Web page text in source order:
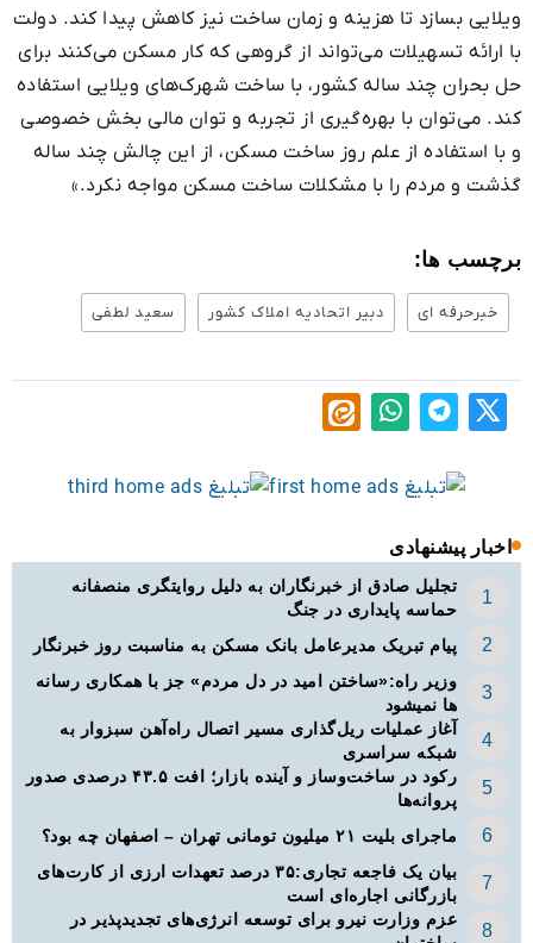
ویلایی بسازد تا هزینه و زمان ساخت نیز کاهش پیدا کند. دولت
با ارائه تسهیلات می‌تواند از گروهی که کار مسکن می‌کنند برای
حل بحران چند ساله کشور، با ساخت شهرک‌های ویلایی استفاده
کند. می‌توان با بهره‌گیری از تجربه و توان مالی بخش خصوصی
و با استفاده از علم روز ساخت مسکن، از این چالش چند ساله
گذشت و مردم را با مشکلات ساخت مسکن مواجه نکرد.»
برچسب ها:
خبرحرفه ای دبیر اتحادیه املاک کشور سعید لطفی
اخبار پیشنهادی
تجلیل صادق از خبرنگاران به دلیل روایتگری منصفانه
حماسه پایداری در جنگ
پیام تبریک مدیرعامل بانک مسکن به مناسبت روز خبرنگار
وزیر راه:«ساختن امید در دل مردم» جز با همکاری رسانه
ها نمیشود
آغاز عملیات ریل‌گذاری مسیر اتصال راه‌آهن سبزوار به
شبکه سراسری
رکود در ساخت‌وساز و آینده بازار؛ افت ۴۳.۵ درصدی صدور
پروانه‌ها
ماجرای بلیت ۲۱ میلیون تومانی تهران – اصفهان چه بود؟
بیان یک فاجعه تجاری:۳۵ درصد تعهدات ارزی از کارت‌های
بازرگانی اجاره‌ای است
عزم وزارت نیرو برای توسعه انرژی‌های تجدیدپذیر در